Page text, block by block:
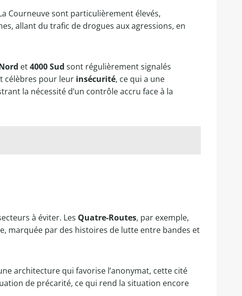
Courneuve sont particulièrement élevés,
allant du trafic de drogues aux agressions, en
et4000 Sud sont régulièrement signalés
célèbres pour leur insécurité, ce qui a une
la nécessité d’un contrôle accru face à la
à éviter. Les Quatre-Routes, par exemple,
marquée par des histoires de lutte entre bandes et
architecture qui favorise l’anonymat, cette cité
de précarité, ce qui rend la situation encore